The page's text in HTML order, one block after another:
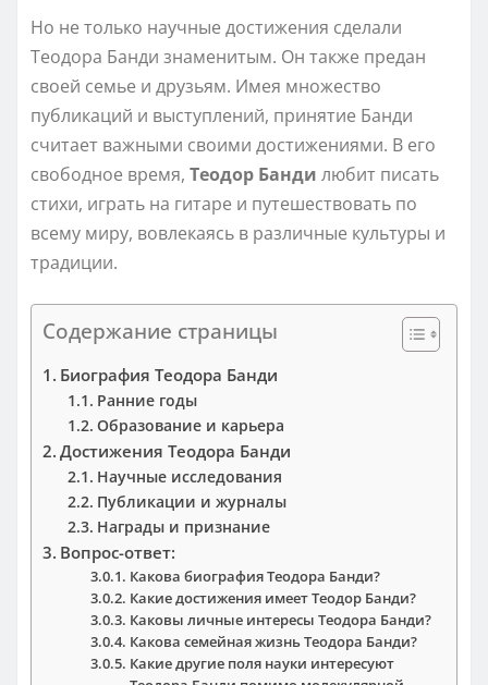
Но не только научные достижения сделали
Теодора Банди знаменитым. Он также предан
своей семье и друзьям. Имея множество
публикаций и выступлений, принятие Банди
считает важными своими достижениями. В его
свободное время, Теодор Банди любит писать
стихи, играть на гитаре и путешествовать по
всему миру, вовлекаясь в различные культуры и
традиции.
Содержание страницы
Биография Теодора Банди
Ранние годы
Образование и карьера
Достижения Теодора Банди
Научные исследования
Публикации и журналы
Награды и признание
Вопрос-ответ:
Какова биография Теодора Банди?
Какие достижения имеет Теодор Банди?
Каковы личные интересы Теодора Банди?
Какова семейная жизнь Теодора Банди?
Какие другие поля науки интересуют